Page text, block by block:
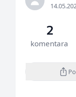
2
komentara